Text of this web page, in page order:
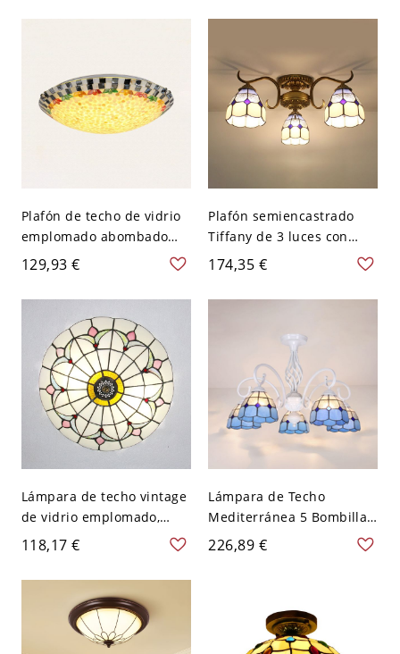
boho artesanal - Dorado
tulipanes, plafón, 10" de
Plafón de techo de vidrio
emplomado abombado
estilo Tiffany, 1 luz, beige,
para sala de estar, 12" de
ancho
129,93 €
Plafón semiencastrado
Tiffany de 3 luces con
vidrio tallado, morado,
para sala de estar
174,35 €
Lámpara de techo vintage
de vidrio emplomado,
plafón Art Déco artesanal
118,17 €
Lámpara de Techo
Mediterránea 5 Bombillas
Vidrio Azul y Transparente
226,89 €